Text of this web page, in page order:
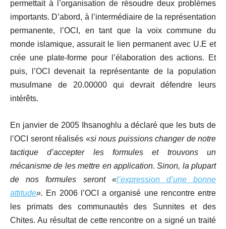
permettait à l’organisation de résoudre deux problèmes
importants. D’abord, à l’intermédiaire de la représentation
permanente, l’OCI, en tant que la voix commune du
monde islamique, assurait le lien permanent avec U.E et
crée une plate-forme pour l’élaboration des actions. Et
puis, l’OCI devenait la représentante de la population
musulmane de 20.00000 qui devrait défendre leurs
intérêts.
En janvier de 2005 Ihsanoghlu a déclaré que les buts de
l’OCI seront réalisés «si nous puissions changer de notre
tactique d’accepter les formules et trouvons un
mécanisme de les mettre en application. Sinon, la plupart
de nos formules seront «l’expression d’une bonne
attitude». En 2006
l’OCI a organisé une rencontre entre
les primats des communautés des Sunnites et des
Chites. Au résultat de cette rencontre on a signé un traité